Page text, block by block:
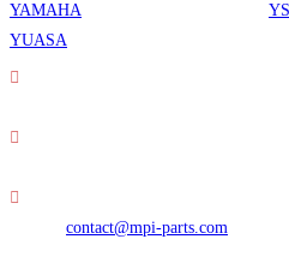
YAMAHA
YUASA
contact@mpi-parts.com